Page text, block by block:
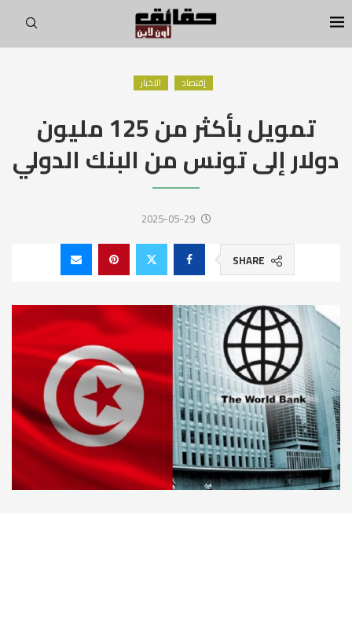
إقتصاد الاخبار
تمويل بأكثر من 125 مليون
دولار إلى تونس من البنك الدولي
2025-05-29
SHARE